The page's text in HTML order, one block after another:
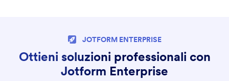
JOTFORM ENTERPRISE
Ottieni soluzioni professionali con
Jotform Enterprise